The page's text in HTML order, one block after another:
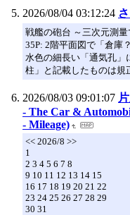
2026/08/04 03:12:24
戦艦の砲台 ～三次元測
35P: 2階平面図で「倉庫
水色の細長い「通気孔」
柱」と記載したものは規
2026/08/03 09:01:07
- The Car &
- Mileage)
<< 2026/8 >>
1
2 3 4 5 6 7 8
9 10 11 12 13 14 15
16 17 18 19 20 21 22
23 24 25 26 27 28 29
30 31